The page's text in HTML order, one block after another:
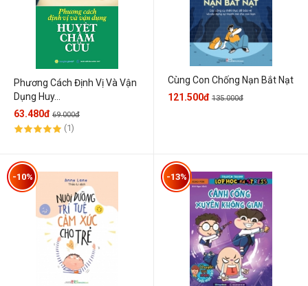
Phương Cách Định Vị Và Vận
Dụng Huy...
63.480đ 69.000đ
(1)
Cùng Con Chống Nạn Bắt Nạt
121.500đ 135.000đ
-10% -13%